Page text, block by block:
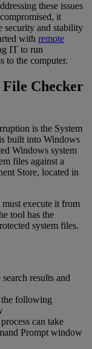
these issues
it
security and stability
with remote
IT to run
to the computer.
File Checker
is the System
built into Windows
Windows system
files against a
Store, located in
execute it from
tool has the
system files.
results and
following
can take
Prompt window